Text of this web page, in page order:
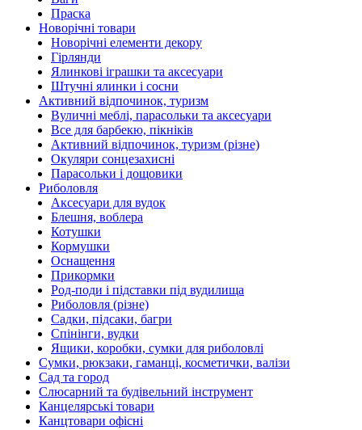
Праска
Новорічні товари
Новорічні елементи декору
Гірлянди
Ялинкові іграшки та аксесуари
Штучні ялинки і сосни
Активний відпочинок, туризм
Вуличні меблі, парасольки та аксесуари
Все для барбекю, пікніків
Активний відпочинок, туризм (різне)
Окуляри сонцезахисні
Парасольки і дощовики
Риболовля
Аксесуари для вудок
Блешня, воблера
Котушки
Кормушки
Оснащення
Прикормки
Род-поди і підставки під вудилища
Риболовля (різне)
Садки, підсаки, багри
Спінінги, вудки
Ящики, коробки, сумки для риболовлі
Сумки, рюкзаки, гаманці, косметички, валізи
Сад та город
Слюсарний та будівельний інструмент
Канцелярські товари
Канцтовари офісні